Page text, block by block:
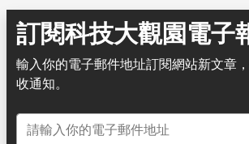
訂閱科技大觀園電子
輸入你的電子郵件地址訂閱網站新文章
收通知。
電子郵件地址